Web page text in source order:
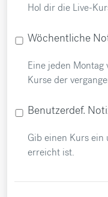
Hol dir die Live-
Wöchentliche
Eine jeden
Kurse der
Benutzerdef.
Gib einen Kurs ein
erreicht ist.